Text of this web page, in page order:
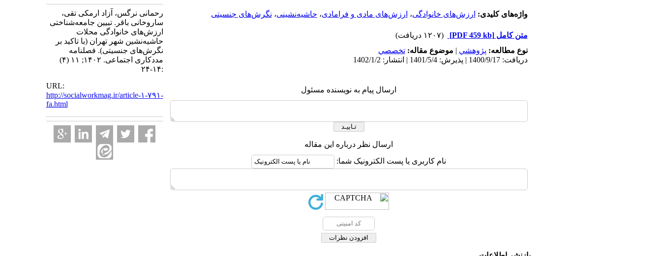
واژه‌های کلیدی: ارزش‌های خانوادگی، ارزش‌های مادی و فرامادی، حاشیه‌نشینی، نگرش‌های جنسیتی
متن کامل[PDF 459 kb]
(۱۲۰۷ دریافت)
نوع مطالعه: پژوهشي | موضوع مقاله:تخصصي
دریافت: 1400/9/17 | پذیرش: 1401/5/4 | انتشار: 1402/1/2
ارسال پیام به نویسنده مسئول
ارسال نظر درباره این مقاله
نام کاربری یا پست الکترونیک شما:
رحمانی نرگس، آزاد ارمکی تقی،
ساروخانی باقر. تبیین جامعه‌شناختی
ارزش‌های خانوادگی محلات
حاشیه‌نشین شهر تهران (با تاکید بر
نگرش‌های جنسیتی). فصلنامه
مددکاری اجتماعی. ۱۴۰۲; ۱۱ (۴)
:۱۴-۲۴
URL:
http://socialworkmag.ir/article-۱-۷۹۱-
fa.html